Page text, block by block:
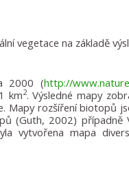
vegetace na základě
2000 (http://
km2. Výsledné mapy
Mapy rozšíření biotopů
(Guth, 2002)
vytvořena mapa